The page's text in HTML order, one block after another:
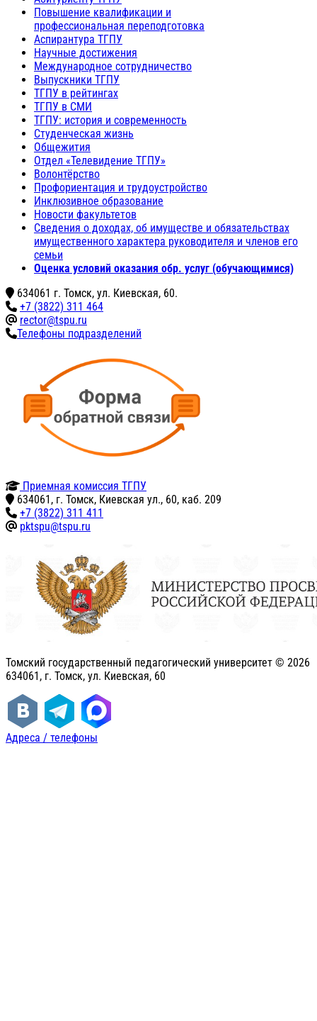
Повышение квалификации и
профессиональная переподготовка
Аспирантура ТГПУ
Научные достижения
Международное сотрудничество
Выпускники ТГПУ
ТГПУ в рейтингах
ТГПУ в СМИ
ТГПУ: история и современность
Студенческая жизнь
Общежития
Отдел «Телевидение ТГПУ»
Волонтёрство
Профориентация и трудоустройство
Инклюзивное образование
Новости факультетов
Сведения о доходах, об имуществе и обязательствах
имущественного характера руководителя и членов его
семьи
Оценка условий оказания обр. услуг (обучающимися)
634061 г. Томск, ул. Киевская, 60.
+7 (3822) 311 464
rector@tspu.ru
Телефоны подразделений
Приемная комиссия ТГПУ
634061, г. Томск, Киевская ул., 60, каб. 209
+7 (3822) 311 411
pktspu@tspu.ru
Томский государственный педагогический университет © 2026
634061, г. Томск, ул. Киевская, 60
Адреса / телефоны